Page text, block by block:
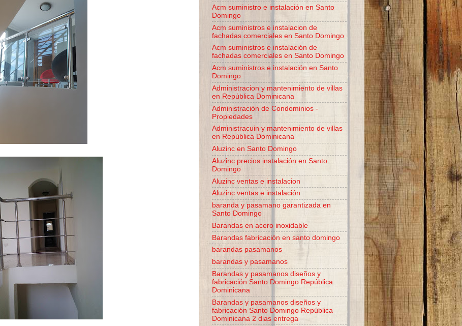
Acm suministro e instalación en Santo
Domingo
Acm suministros e instalacion de
fachadas comerciales en Santo Domingo
Acm suministros e instalación de
fachadas comerciales en Santo Domingo
Acm suministros e instalación en Santo
Domingo
Administracion y mantenimiento de villas
en República Dominicana
Administración de Condominios -
Propiedades
Administracuin y mantenimiento de villas
en República Dominicana
Aluzinc en Santo Domingo
Aluzinc precios instalación en Santo
Domingo
Aluzinc ventas e instalacion
Aluzinc ventas e instalación
baranda y pasamano garantizada en
Santo Domingo
Barandas en acero inoxidable
Barandas fabricación en santo domingo
barandas pasamanos
barandas y pasamanos
Barandas y pasamanos diseños y
fabricación Santo Domingo República
Dominicana
Barandas y pasamanos diseños y
fabricación Santo Domingo República
Dominicana 2 dias entrega